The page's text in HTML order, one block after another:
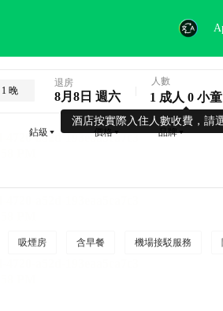
1 晚
退房
8月8日 週六
酒店按實際入住人數收費，請
人數
1 成人 0 小童
鉆級 價格 品牌
吸煙房 含早餐 機場接駁服務